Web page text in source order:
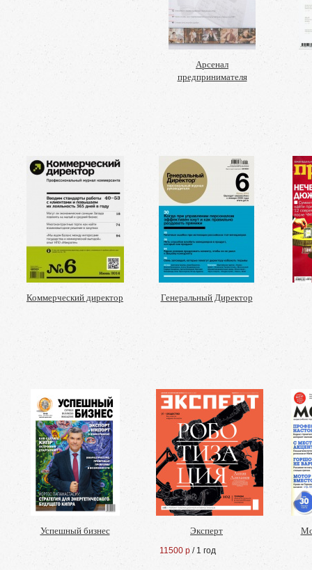
Арсенал
предпринимателя
Коммерческий директор Генеральный Директор
Успешный бизнес Эксперт
11500 р / 1 год